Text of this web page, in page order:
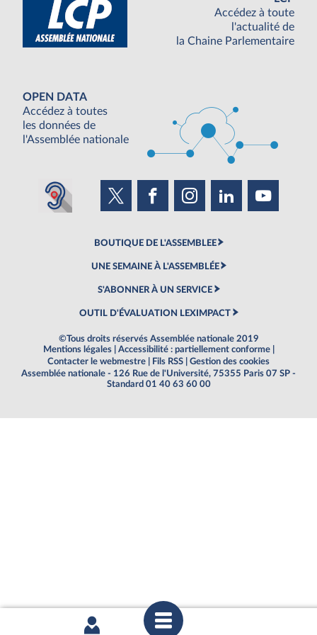
Accédez à toute
l'actualité de
la Chaine Parlementaire
OPEN DATA
Accédez à toutes
les données de
l'Assemblée nationale
BOUTIQUE DE L'ASSEMBLEE
UNE SEMAINE À L'ASSEMBLÉE
S'ABONNER À UN SERVICE
OUTIL D'ÉVALUATION LEXIMPACT
©Tous droits réservés Assemblée nationale 2019
Mentions légales
Accessibilité : partiellement conforme
Contacter le webmestre
Fils RSS
Gestion des cookies
Assemblée nationale - 126 Rue de l'Université, 75355 Paris 07 SP -
Standard 01 40 63 60 00